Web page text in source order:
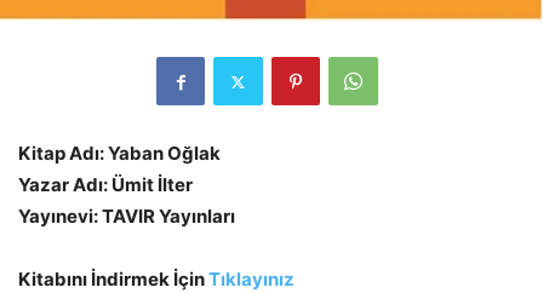
Kitap Adı: Yaban Oğlak
Yazar Adı: Ümit İlter
Yayınevi: TAVIR Yayınları
Kitabını İndirmek İçinTıklayınız